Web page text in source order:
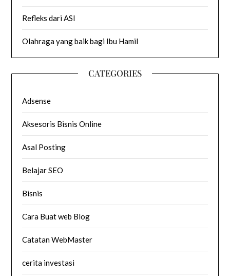
Refleks dari ASI
Olahraga yang baik bagi Ibu Hamil
CATEGORIES
Adsense
Aksesoris Bisnis Online
Asal Posting
Belajar SEO
Bisnis
Cara Buat web Blog
Catatan WebMaster
cerita investasi